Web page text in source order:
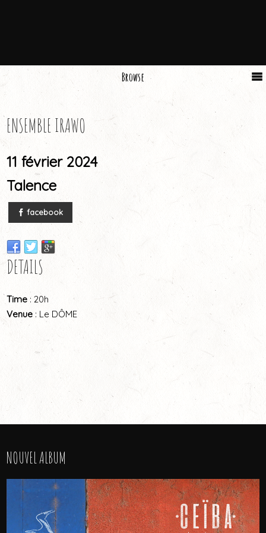
Browse
ENSEMBLE IRAWO
11 février 2024
Talence
facebook
DETAILS
Time : 20h
Venue : Le DÔME
NOUVEL ALBUM